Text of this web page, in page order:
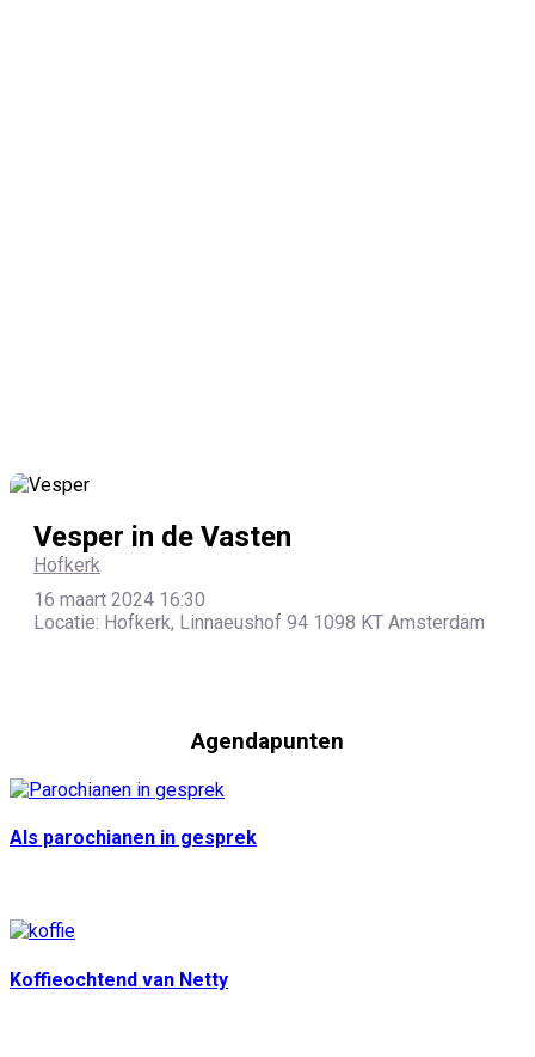
Vesper in de Vasten
Hofkerk
16 maart 2024 16:30
Locatie: Hofkerk, Linnaeushof 94 1098 KT Amsterdam
Agendapunten
Als parochianen in gesprek
Koffieochtend van Netty